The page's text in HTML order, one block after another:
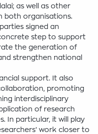
as well as other
both organisations.
signed an
step to support
the generation of
strengthen national
support. It also
promoting
interdisciplinary
of research
In particular, it will play
work closer to